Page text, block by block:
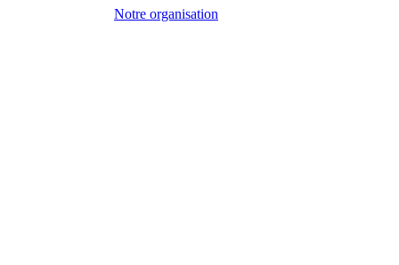
Notre organisation